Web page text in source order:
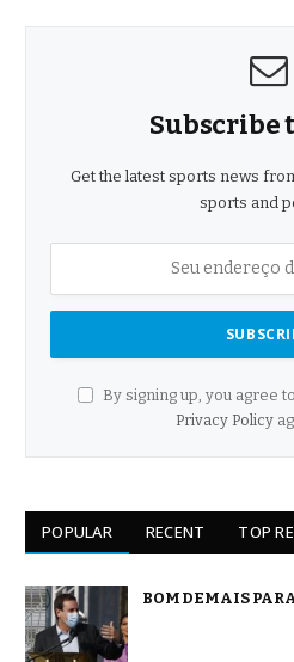
Subscribe
Get the latest sports news
sports and
By signing up, you agree
Privacy Policy
POPULAR RECENT TOP
BOM DEMAIS